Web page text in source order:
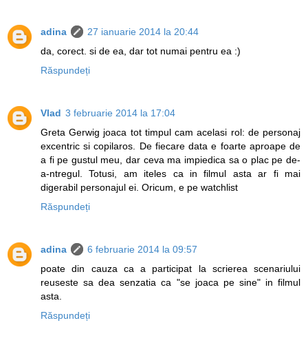
adina
27 ianuarie 2014 la 20:44
da, corect. si de ea, dar tot numai pentru ea :)
Răspundeți
Vlad 3 februarie 2014 la 17:04
Greta Gerwig joaca tot timpul cam acelasi rol: de personaj
excentric si copilaros. De fiecare data e foarte aproape de
a fi pe gustul meu, dar ceva ma impiedica sa o plac pe de-
a-ntregul. Totusi, am iteles ca in filmul asta ar fi mai
digerabil personajul ei. Oricum, e pe watchlist
Răspundeți
adina
6 februarie 2014 la 09:57
poate din cauza ca a participat la scrierea scenariului
reuseste sa dea senzatia ca "se joaca pe sine" in filmul
asta.
Răspundeți